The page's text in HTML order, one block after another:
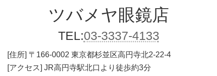
ツバメヤ眼鏡店
TEL:03-3337-4133
[住所] 〒166-0002 東京都杉並区高円寺北2-22-4
[アクセス] JR高円寺駅北口より徒歩約3分